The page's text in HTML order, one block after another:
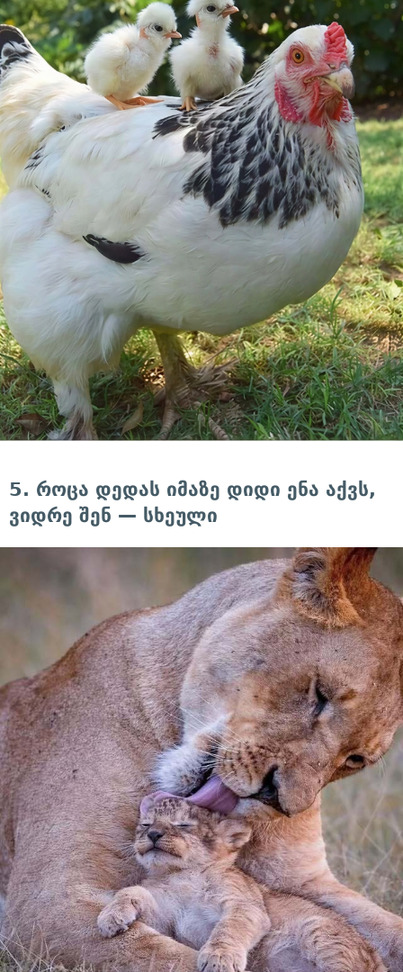
5. როცა დედას იმაზე დიდი ენა აქვს,
ვიდრე შენ — სხეული